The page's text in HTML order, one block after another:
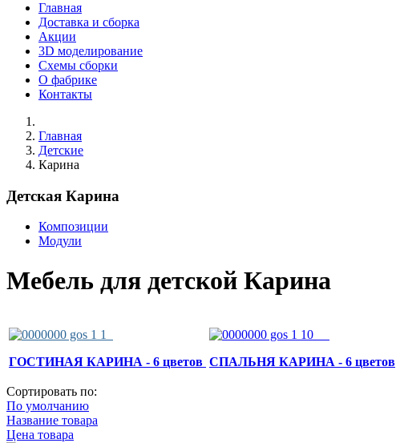
Главная
Доставка и сборка
Акции
3D моделирование
Схемы сборки
О фабрике
Контакты
Главная
Детские
Карина
Детская Карина
Композиции
Модули
Мебель для детской Карина
ГОСТИНАЯ КАРИНА - 6 цветов СПАЛЬНЯ КАРИНА - 6 цветов
Сортировать по:
По умолчанию
Название товара
Цена товара